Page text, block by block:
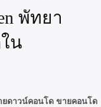
พัทยา
น
ดาวน์คอนโด ขายคอนโด